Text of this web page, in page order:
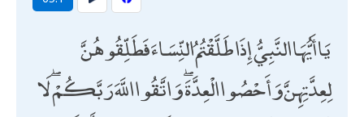
يَا أَيُّهَا النَّبِيُّ إِذَا طَلَّقْتُمُ النِّسَاءَ فَطَلِّقُوهُنَّ
لِعِدَّتِهِنَّ وَأَحْصُوا الْعِدَّةَ ۖ وَاتَّقُوا اللَّهَ رَبَّكُمْ ۖ لَا